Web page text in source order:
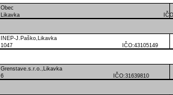
Obec
Likavka
INEP-J.Paško,Likavka
1047 IČO:43105149
Grenstave.s.r.o.,Likavka
6 IČO:31639810